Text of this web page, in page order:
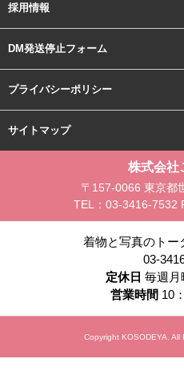
採用情報
DM発送停止フォーム
プライバシーポリシー
サイトマップ
株式会社
〒 157-0066 東京都
TEL
： 03-3416-7532
着物と写真のトー
03-
定休日 毎週月
営業時間 10
Copyright KOSODEYA. All